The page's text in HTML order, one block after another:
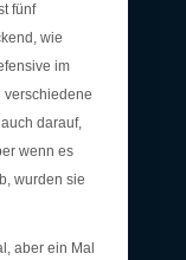
fünf
wie
im
verschiedene
darauf,
wenn es
wurden sie
aber ein Mal